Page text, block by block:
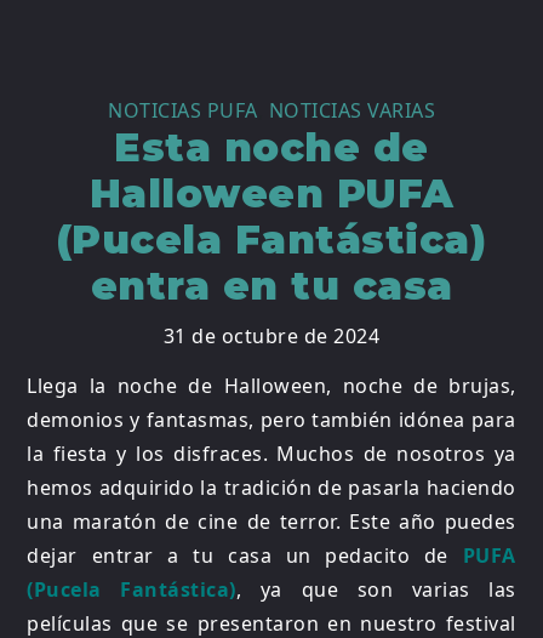
NOTICIAS PUFA NOTICIAS VARIAS
Esta noche de
Halloween PUFA
(Pucela Fantástica)
entra en tu casa
31 de octubre de 2024
Llega la noche de Halloween, noche de brujas,
demonios y fantasmas, pero también idónea para
la fiesta y los disfraces. Muchos de nosotros ya
hemos adquirido la tradición de pasarla haciendo
una maratón de cine de terror. Este año puedes
dejar entrar a tu casa un pedacito de PUFA
(Pucela Fantástica), ya que son varias las
películas que se presentaron en nuestro festival